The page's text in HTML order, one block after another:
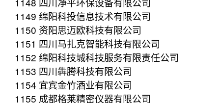
1149 绵阳科投信息技术有限公司
1150 资阳思迈欧科技有限公司
1151 四川马扎克智能科技有限公司
1152 绵阳科技城科技服务有限责任公司
1153 四川犇腾科技有限公司
1154 宜宾金竹酒业有限公司
1155 成都格莱精密仪器有限公司